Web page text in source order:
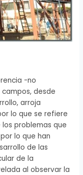
-no
desde
arroja
lo que se refiere
problemas que
lo que han
de las
de la
al observar la